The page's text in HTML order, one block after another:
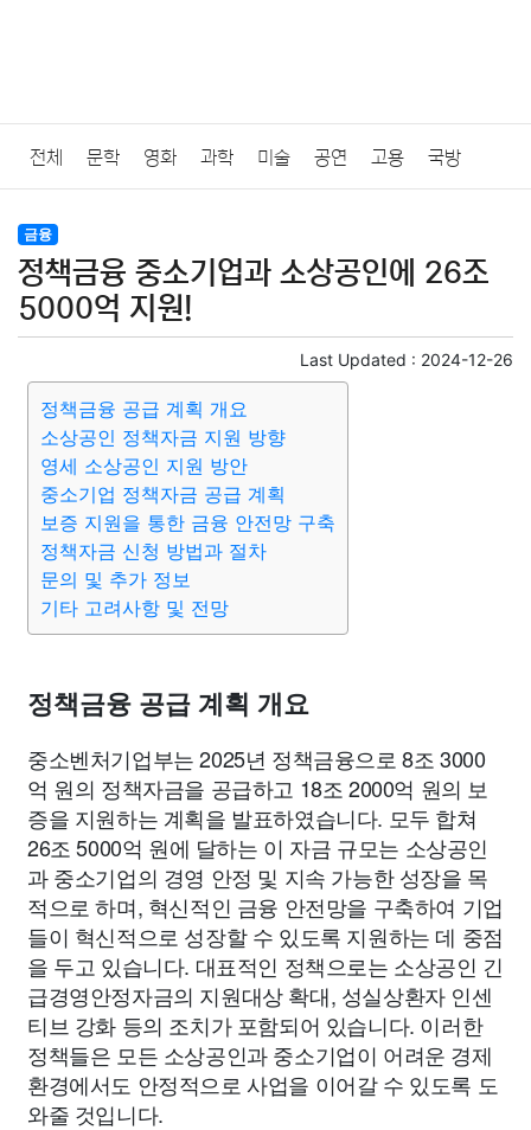
전체 문학 영화 과학 미술 공연 고용 국방
법률
질병 가요 방송 일상 주식 암호화폐 블록체인
미용 증권 인테리어
요리 상품리뷰 원예 금융
대출 자동차 취미 여행 맛집
종교 사회 정치 건강 의료
부동산 외국어 교육
금융
정책금융 중소기업과 소상공인에 26조
5000억 지원!
Last Updated : 2024-12-26
정책금융 공급 계획 개요
소상공인 정책자금 지원 방향
영세 소상공인 지원 방안
중소기업 정책자금 공급 계획
보증 지원을 통한 금융 안전망 구축
정책자금 신청 방법과 절차
문의 및 추가 정보
기타 고려사항 및 전망
정책금융 공급 계획 개요
중소벤처기업부는 2025년 정책금융으로 8조 3000
억 원의 정책자금을 공급하고 18조 2000억 원의 보
증을 지원하는 계획을 발표하였습니다. 모두 합쳐
26조 5000억 원에 달하는 이 자금 규모는 소상공인
과 중소기업의 경영 안정 및 지속 가능한 성장을 목
적으로 하며, 혁신적인 금융 안전망을 구축하여 기업
들이 혁신적으로 성장할 수 있도록 지원하는 데 중점
을 두고 있습니다. 대표적인 정책으로는 소상공인 긴
급경영안정자금의 지원대상 확대, 성실상환자 인센
티브 강화 등의 조치가 포함되어 있습니다. 이러한
정책들은 모든 소상공인과 중소기업이 어려운 경제
환경에서도 안정적으로 사업을 이어갈 수 있도록 도
와줄 것입니다.